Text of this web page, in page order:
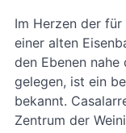
Im Herzen der
einer alten
den Ebenen
gelegen, ist ein
bekannt.
Zentrum der